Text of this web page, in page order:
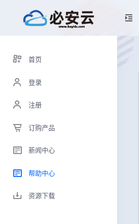
首页
登录
注册
订购产品
新闻中心
帮助中心
资源下载